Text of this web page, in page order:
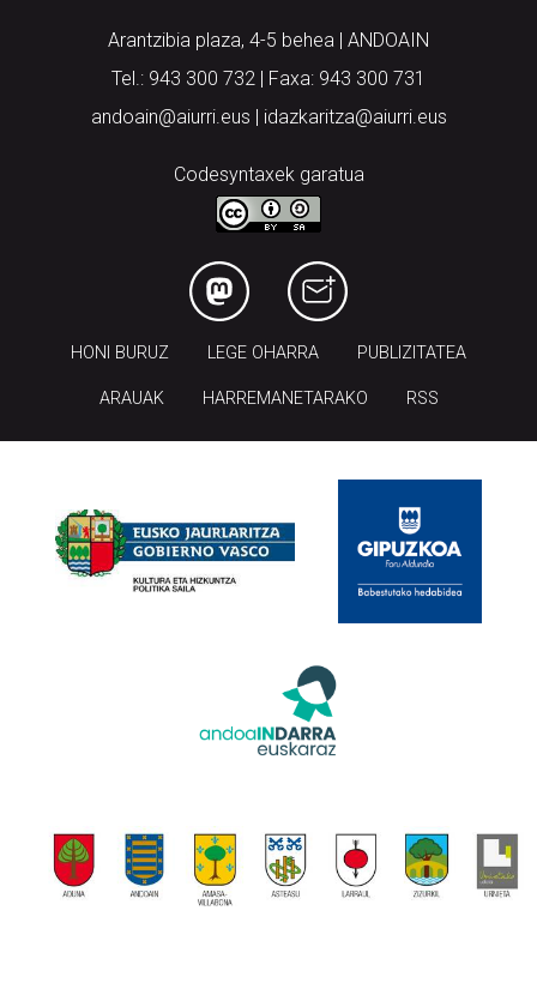
Arantzibia plaza, 4-5 behea | ANDOAIN
Tel.: 943 300 732 | Faxa: 943 300 731
andoain@aiurri.eus | idazkaritza@aiurri.eus
Codesyntaxek garatua
HONI BURUZ LEGE OHARRA PUBLIZITATEA
ARAUAK HARREMANETARAKO RSS